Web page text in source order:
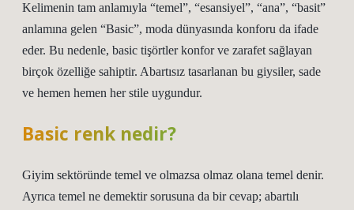
Kelimenin tam anlamıyla “temel”, “esansiyel”, “ana”, “basit”
anlamına gelen “Basic”, moda dünyasında konforu da ifade
eder. Bu nedenle, basic tişörtler konfor ve zarafet sağlayan
birçok özelliğe sahiptir. Abartısız tasarlanan bu giysiler, sade
ve hemen hemen her stile uygundur.
Basic renk nedir?
Giyim sektöründe temel ve olmazsa olmaz olana temel denir.
Ayrıca temel ne demektir sorusuna da bir cevap; abartılı